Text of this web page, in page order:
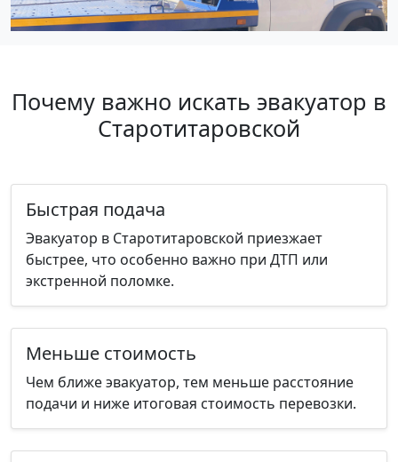
Почему важно искать эвакуатор в
Старотитаровской
Быстрая подача
Эвакуатор в Старотитаровской приезжает
быстрее, что особенно важно при ДТП или
экстренной поломке.
Меньше стоимость
Чем ближе эвакуатор, тем меньше расстояние
подачи и ниже итоговая стоимость перевозки.